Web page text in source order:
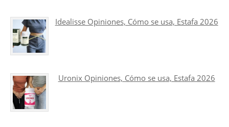
Idealisse Opiniones, Cómo se usa, Estafa 2026
Uronix Opiniones, Cómo se usa, Estafa 2026